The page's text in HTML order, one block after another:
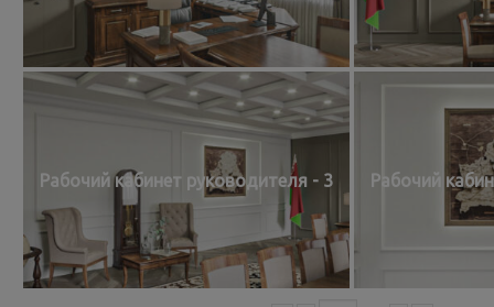
Рабочий кабинет руководителя - 3 Рабочий